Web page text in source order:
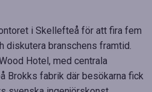
i Skellefteå för att fira fem
diskutera branschens framtid.
Hotel, med centrala
Brokks fabrik där besökarna fick